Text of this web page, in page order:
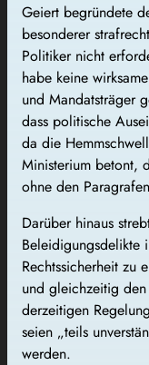
Geiert begründete
besonderer
Politiker nicht
habe keine
und Mandatsträger
dass politische
da die
Ministerium betont,
ohne den
Darüber hinaus
Beleidigungsdelikte
Rechtssicherheit zu
und gleichzeitig
derzeitigen
seien „teils
werden.